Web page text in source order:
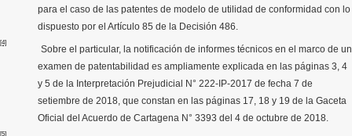
para el caso de las patentes de modelo de utilidad de conformidad con lo
dispuesto por el Artículo 85 de la Decisión 486.
[4]
Sobre el particular, la notificación de informes técnicos en el marco de un
examen de patentabilidad es ampliamente explicada en las páginas 3, 4
y 5 de la Interpretación Prejudicial N° 222-IP-2017 de fecha 7 de
setiembre de 2018, que constan en las páginas 17, 18 y 19 de la Gaceta
Oficial del Acuerdo de Cartagena N° 3393 del 4 de octubre de 2018.
[5]